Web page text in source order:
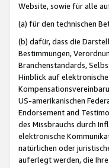
Website, sowie für alle
(a) für den technischen
(b) dafür, dass die
Bestimmungen,
Branchenstandards,
Hinblick auf
US-amerikanischen
Endorsement and
des Missbrauchs durch
elektronische
natürlichen oder
auferlegt werden, die